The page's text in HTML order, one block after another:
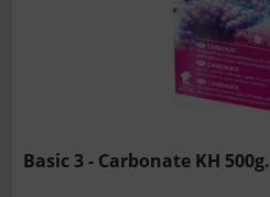
Basic 3 - Carbonate KH 500g.